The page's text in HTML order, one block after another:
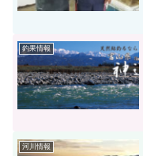
釣果情報
河川情報